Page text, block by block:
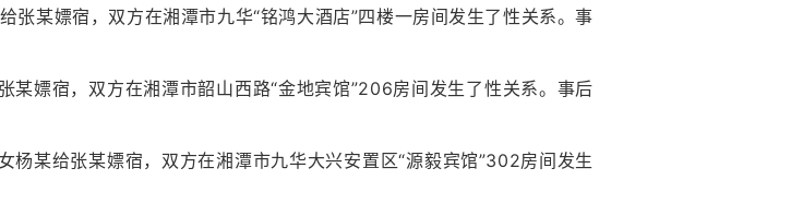
嫖宿，双方在湘潭市九华“铭鸿大酒店”四楼一房间发生了性关系。事
宿，双方在湘潭市韶山西路“金地宾馆”206房间发生了性关系。事后
给张某嫖宿，双方在湘潭市九华大兴安置区“源毅宾馆”302房间发生